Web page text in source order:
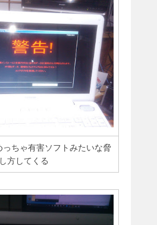
っちゃ有害ソフトみたいな脅
し方してくる